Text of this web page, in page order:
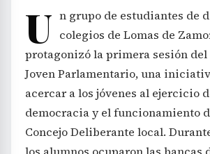
U n grupo de estudiantes de
colegios de Lomas de
protagonizó la primera sesión
Joven Parlamentario, una
acercar a los jóvenes al ejercicio
democracia y el funcionamiento
Concejo Deliberante local.